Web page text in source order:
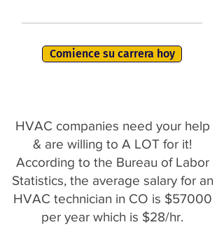
Comience su carrera hoy
HVAC companies need your help
& are willing to A LOT for it!
According to the Bureau of Labor
Statistics, the average salary for an
HVAC technician in CO is $57000
per year which is $28/hr.